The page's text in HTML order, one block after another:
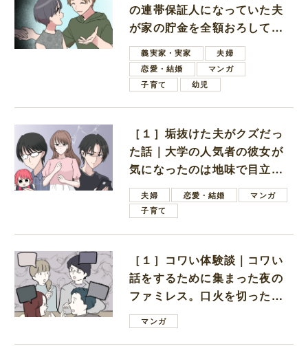
の連帯保証人になっていた夫
が家の貯金を全額おろしてほ
しいと言ってきた
義実家・実家
夫婦
恋愛・結婚
マンガ
子育て
幼児
［１］垢抜けた夫がクズだっ
た話｜大学の人気者の彼女が
気になったのは地味で目立た
ない男子学生
夫婦 恋愛・結婚
マンガ
子育て
［１］コワい体験談｜コワい
話をするために集まった夜の
ファミレス。口火を切ったの
は電車好きの男の子ママ
マンガ